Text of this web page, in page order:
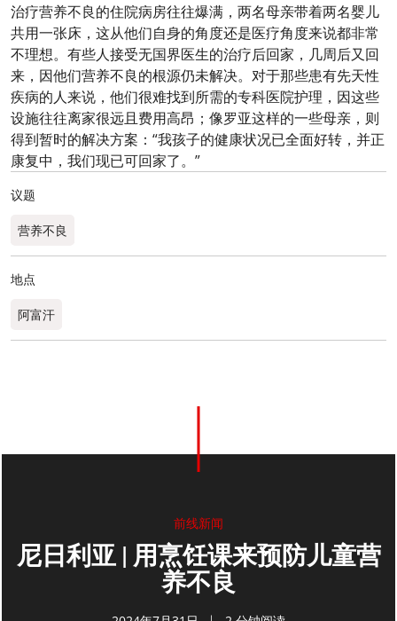
治疗营养不良的住院病房往往爆满，两名母亲带着两名婴儿
共用一张床，这从他们自身的角度还是医疗角度来说都非常
不理想。有些人接受无国界医生的治疗后回家，几周后又回
来，因他们营养不良的根源仍未解决。对于那些患有先天性
疾病的人来说，他们很难找到所需的专科医院护理，因这些
设施往往离家很远且费用高昂；像罗亚这样的一些母亲，则
得到暂时的解决方案：“我孩子的健康状况已全面好转，并正
康复中，我们现已可回家了。”
议题
营养不良
地点
阿富汗
前线新闻
尼日利亚 | 用烹饪课来预防儿童营
养不良